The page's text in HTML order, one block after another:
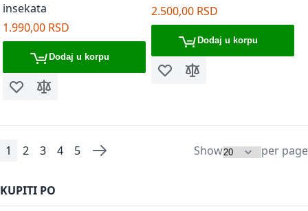
KUPITI PO
insekata
1.990,00 RSD
Dodaj u korpu
Dodaj u listu želja
Dodaj za poređenje
2.500,00 RSD
Dodaj u korpu
Dodaj u listu želja
Dodaj za poređenje
Page
You're currently reading page
1 Page
2 Page
3 Page
4 Page
5 Page
Sledeće Show per page